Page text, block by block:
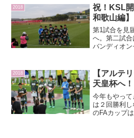
(adsbygoo...
2018
祝！KSL
和歌山編】
第1試合を見
へ。第二試
バンディオ
選手の分も
Sponsered
2018
【アルテ
天皇杯へ！
今年もやっ
は２回勝利
のFAカップ